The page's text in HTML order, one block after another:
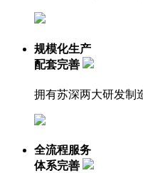
规模化生产
配套完善
拥有苏深两大研发制
全流程服务
体系完善